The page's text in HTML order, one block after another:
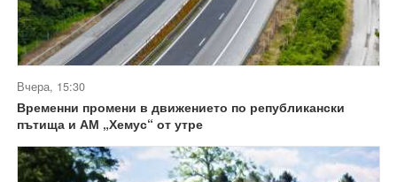
Вчера, 15:30
Временни промени в движението по републикански
пътища и АМ „Хемус“ от утре